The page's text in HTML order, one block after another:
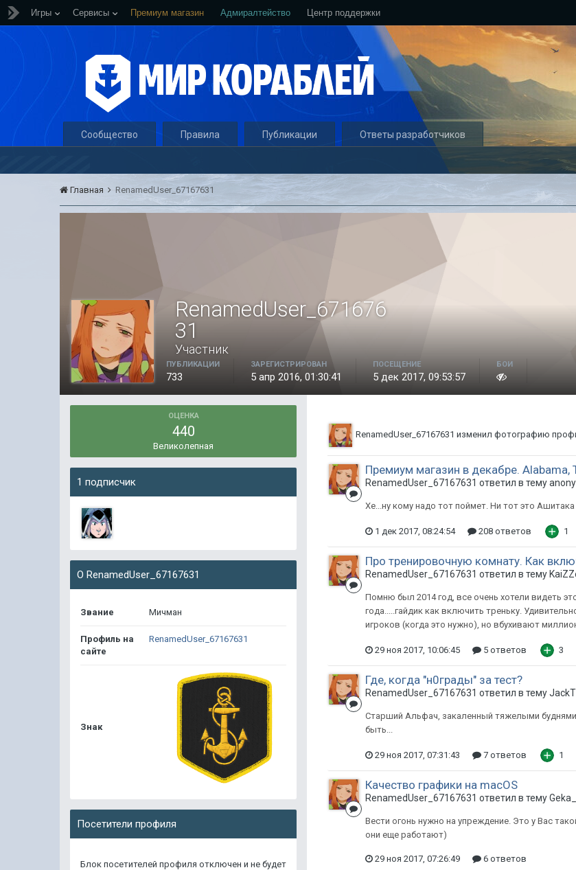
Игры Сервисы Премиум магазин Адмиралтейство Центр поддержки
Сообщество Правила Публикации Ответы разработчиков
Главная RenamedUser_67167631
RenamedUser_671676
31
Участник
ПУБЛИКАЦИИ
733
ЗАРЕГИСТРИРОВАН
5 апр 2016, 01:30:41
ПОСЕЩЕНИЕ
5 дек 2017, 09:53:57
БОИ
ОЦЕНКА
440
Великолепная
1 подписчик
О RenamedUser_67167631
Звание Мичман
Профиль на
сайте
RenamedUser_67167631
Знак
Посетители профиля
Блок посетителей профиля отключен и не будет
RenamedUser_67167631 изменил фотографию
Премиум магазин в декабре.
RenamedUser_67167631 ответил в тему
Хе...ну кому надо тот поймет. Ни тот это Ашитака
1 дек 2017, 08:24:54 208 ответов 1
Про тренировочную комнату. Как
RenamedUser_67167631 ответил в тему
Помню был 2014 год, все очень хотели видеть
года.....гайдик как включить треньку.
игроков (когда это нужно), но вбухивают
29 ноя 2017, 10:06:45 5 ответов 3
Где, когда "н0грады" за тест?
RenamedUser_67167631 ответил в тему
Старший Альфач, закаленный тяжелыми
быть...
29 ноя 2017, 07:31:43 7 ответов 1
Качество графики на macOS
RenamedUser_67167631 ответил в тему
Вести огонь нужно на упреждение. Это у Вас
они еще работают)
29 ноя 2017, 07:26:49 6 ответов